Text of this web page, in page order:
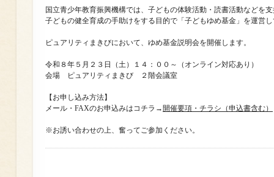
国立青少年教育振興機構では、子どもの体験活動・読書活動などを
子どもの健全育成の手助けをする目的で「子どもゆめ基金」を運営
ピュアリティまきびにおいて、ゆめ基金説明会を開催します。
令和８年５月２３日（土）１４：００～（オンライン対応あり）
会場 ピュアリティまきび ２階会議室
【お申し込み方法】
メール・FAXのお申込みはコチラ→ 開催要項・チラシ（申込書含む）
※お誘い合わせの上、奮ってご参加ください。